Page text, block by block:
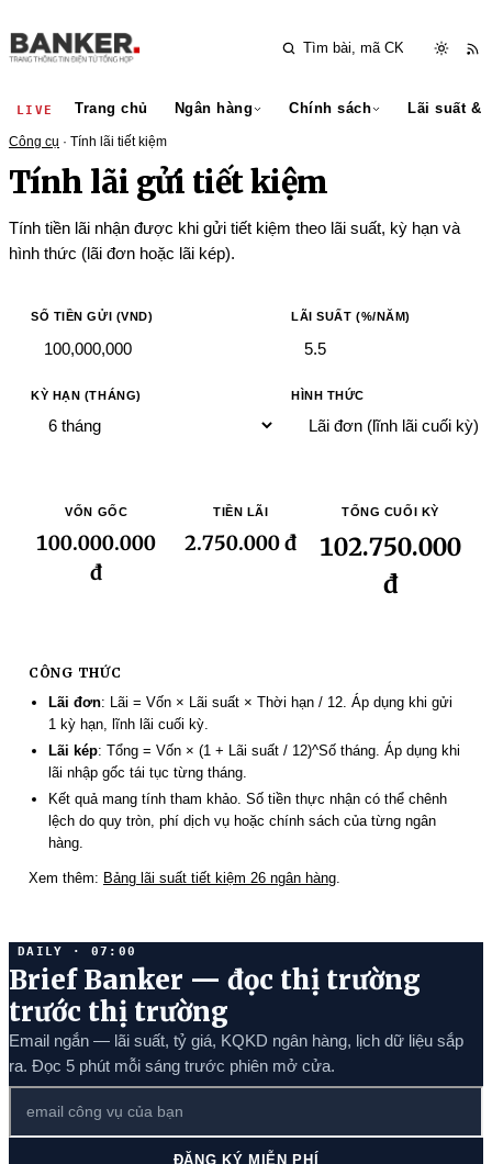
LIVE Trang chủ Ngân hàng Chính sách Lãi suất &
Công cụ · Tính lãi tiết kiệm
Tính lãi gửi tiết kiệm
Tính tiền lãi nhận được khi gửi tiết kiệm theo lãi suất, kỳ hạn và
hình thức (lãi đơn hoặc lãi kép).
SỐ TIỀN GỬI (VND) LÃI SUẤT (%/NĂM)
KỲ HẠN (THÁNG) HÌNH THỨC
VỐN GỐC
100.000.000
đ
TIỀN LÃI
2.750.000 đ
TỔNG CUỐI KỲ
102.750.000
đ
CÔNG THỨC
Lãi đơn: Lãi = Vốn × Lãi suất × Thời hạn / 12. Áp dụng khi gửi
1 kỳ hạn, lĩnh lãi cuối kỳ.
Lãi kép: Tổng = Vốn × (1 + Lãi suất / 12)^Số tháng. Áp dụng khi
lãi nhập gốc tái tục từng tháng.
Kết quả mang tính tham khảo. Số tiền thực nhận có thể chênh
lệch do quy tròn, phí dịch vụ hoặc chính sách của từng ngân
hàng.
Xem thêm: Bảng lãi suất tiết kiệm 26 ngân hàng.
DAILY · 07:00
Brief Banker — đọc thị trường
trước thị trường
Email ngắn — lãi suất, tỷ giá, KQKD ngân hàng, lịch dữ liệu sắp
ra. Đọc 5 phút mỗi sáng trước phiên mở cửa.
ĐĂNG KÝ MIỄN PHÍ